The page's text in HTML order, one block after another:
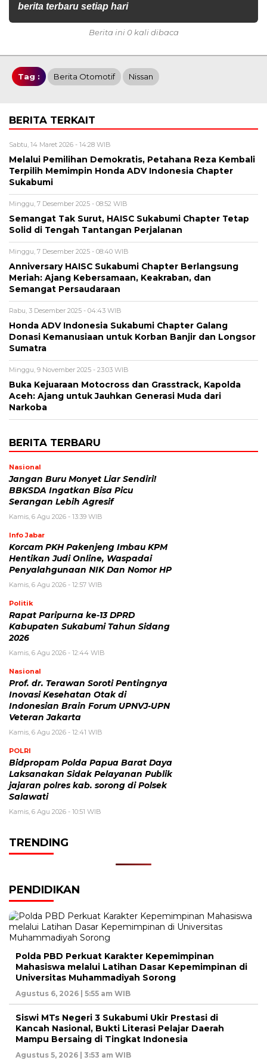
berita terbaru setiap hari
Berita ini 0 kali dibaca
Tag : Berita Otomotif Nissan
BERITA TERKAIT
Sabtu, 14 Maret 2026 - 14:28 WIB
Melalui Pemilihan Demokratis, Petahana Reza Kembali
Terpilih Memimpin Honda ADV Indonesia Chapter
Sukabumi
Minggu, 7 Desember 2025 - 08:52 WIB
Semangat Tak Surut, HAISC Sukabumi Chapter Tetap
Solid di Tengah Tantangan Perjalanan
Minggu, 7 Desember 2025 - 08:40 WIB
Anniversary HAISC Sukabumi Chapter Berlangsung
Meriah: Ajang Kebersamaan, Keakraban, dan
Semangat Persaudaraan
Rabu, 3 Desember 2025 - 04:43 WIB
Honda ADV Indonesia Sukabumi Chapter Galang
Donasi Kemanusiaan untuk Korban Banjir dan Longsor
Sumatra
Minggu, 9 November 2025 - 23:03 WIB
Buka Kejuaraan Motocross dan Grasstrack, Kapolda
Aceh: Ajang untuk Jauhkan Generasi Muda dari
Narkoba
BERITA TERBARU
Nasional
Jangan Buru Monyet Liar Sendiri!
BBKSDA Ingatkan Bisa Picu
Serangan Lebih Agresif
Kamis, 6 Agu 2026 - 13:39 WIB
Info Jabar
Korcam PKH Pakenjeng Imbau KPM
Hentikan Judi Online, Waspadai
Penyalahgunaan NIK Dan Nomor HP
Kamis, 6 Agu 2026 - 12:57 WIB
Politik
Rapat Paripurna ke-13 DPRD
Kabupaten Sukabumi Tahun Sidang
2026
Kamis, 6 Agu 2026 - 12:44 WIB
Nasional
Prof. dr. Terawan Soroti Pentingnya
Inovasi Kesehatan Otak di
Indonesian Brain Forum UPNVJ-UPN
Veteran Jakarta
Kamis, 6 Agu 2026 - 12:41 WIB
POLRI
Bidpropam Polda Papua Barat Daya
Laksanakan Sidak Pelayanan Publik
jajaran polres kab. sorong di Polsek
Salawati
Kamis, 6 Agu 2026 - 10:51 WIB
TRENDING
PENDIDIKAN
Polda PBD Perkuat Karakter Kepemimpinan
Mahasiswa melalui Latihan Dasar Kepemimpinan di
Universitas Muhammadiyah Sorong
Agustus 6, 2026 | 5:55 am WIB
Siswi MTs Negeri 3 Sukabumi Ukir Prestasi di
Kancah Nasional, Bukti Literasi Pelajar Daerah
Mampu Bersaing di Tingkat Indonesia
Agustus 5, 2026 | 3:53 am WIB